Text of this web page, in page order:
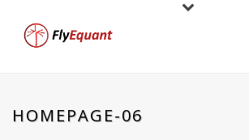
HOMEPAGE-06